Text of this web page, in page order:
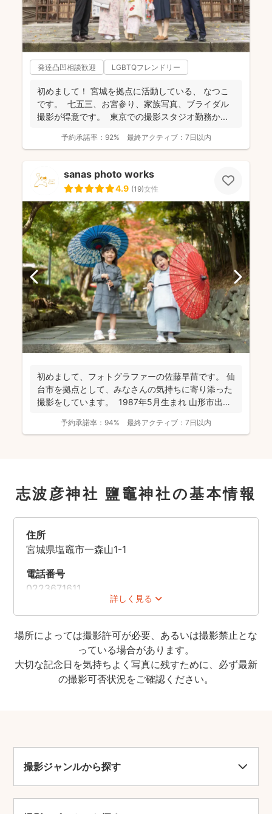
発達凸凹相談歓迎 LGBTQフレンドリー
初めまして！ 宮城を拠点に活動している、 なつこ
です。 七五三、お宮参り、家族写真、ブライダル
撮影が得意です。 東京での撮影スタジオ勤務か...
予約承諾率： 92% 最終アクティブ： 7日以内
sanas photo works
4.9 (19)女性
初めまして、フォトグラファーの佐藤早苗です。 仙
台市を拠点として、みなさんの気持ちに寄り添った
撮影をしています。 1987年5月生まれ 山形市出
予約承諾率： 94% 最終アクティブ： 7日以内
志波彦神社 鹽竈神社の基本情報
詳しく見る
住所
宮城県塩竈市一森山1-1
電話番号
0223671611
時間
[11-2月]5:00-17:00
※開門時間は月によって変動する場合あり
あり(300台)
車椅子での入店
場所によっては撮影許可が必要、あるいは撮影禁止とな
っている場合があります。
大切な記念日を気持ちよく写真に残すために、必ず最新
の撮影可否状況をご確認ください。
撮影ジャンルから探す